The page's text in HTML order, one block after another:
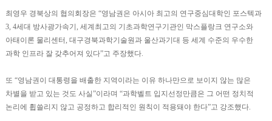
최영우 경북상의 협의회장은 “영남권은 아시아 최고의 연구중심대학인 포스텍과
3, 4세대 방사광가속기, 세계최고의 기초과학연구기관인 막스플랑크 연구소와
아태이론 물리센터, 대구경북과학기술원과 울산과기대 등 세계 수준의 우수한
과학 인프라 잘 갖추어져 있다”고 주장했다.
또 “영남권이 대통령을 배출한 지역이라는 이유 하나만으로 보이지 않는 많은
차별을 받고 있는 것도 사실”이라며 “과학벨트 입지선정만큼은 그 어떤 정치적
논리에 휩쓸리지 않고 공정하고 합리적인 원칙이 적용돼야 한다”고 강조했다.